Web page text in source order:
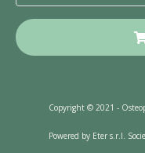
Copyright © 2021 -
Powered by Eter s.r.l.